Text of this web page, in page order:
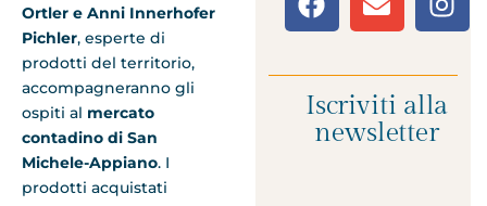
Ortler e Anni Innerhofer
Pichler, esperte di
prodotti del territorio,
accompagneranno gli
ospiti al mercato
contadino di San
Michele-Appiano. I
prodotti acquistati
Iscriviti alla
newsletter